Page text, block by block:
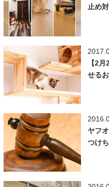
止め
【2
せる
ヤフ
つけ